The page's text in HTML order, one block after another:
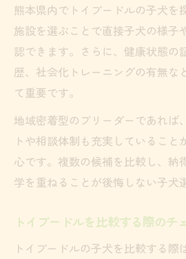
熊本県内でトイプードルの子犬を
施設を選ぶことで直接子犬の様子
認できます。さらに、健康状態の
歴、社会化トレーニングの有無な
て重要です。
地域密着型のブリーダーであれば
トや相談体制も充実していること
心です。複数の候補を比較し、納
学を重ねることが後悔しない子犬
トイプードルを比較する際のチ
トイプードルの子犬を比較する際